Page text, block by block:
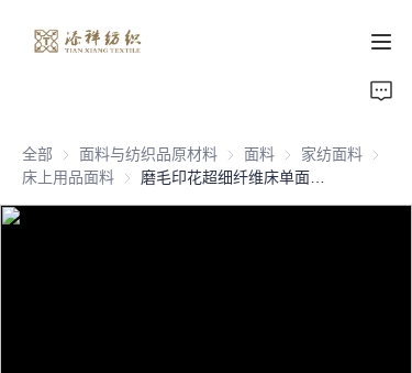
全部 面料与纺织品原材料 面料与纺织品原材料
面料 面料家纺面料 家纺面
床上用品面料 床上用品面料
关于我们